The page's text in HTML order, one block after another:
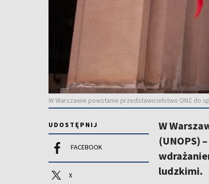
W Warszawie powstanie przedstawicielstwo ONZ do
UDOSTĘPNIJ
FACEBOOK
X
W
(UNOPS)
ludzkimi.